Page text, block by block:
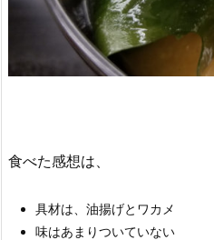
食べた感想は、
具材は、油揚げとワカメ
味はあまりついていない